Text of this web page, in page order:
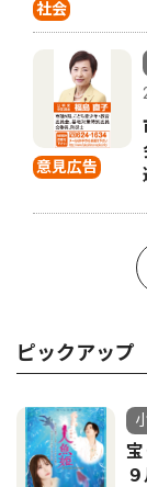
社会
意見広告
ピックアップ